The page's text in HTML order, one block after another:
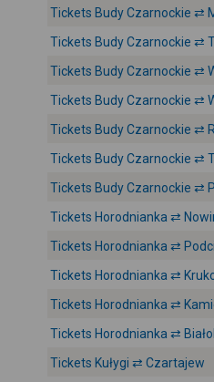
Tickets Budy Czarnockie ⇄
Tickets Budy Czarnockie ⇄
Tickets Budy Czarnockie ⇄
Tickets Budy Czarnockie ⇄
Tickets Budy Czarnockie ⇄
Tickets Budy Czarnockie ⇄
Tickets Budy Czarnockie ⇄
Tickets Horodnianka ⇄
Tickets Horodnianka ⇄
Tickets Horodnianka ⇄
Tickets Horodnianka ⇄
Tickets Horodnianka ⇄
Tickets Kułygi ⇄ Czartajew